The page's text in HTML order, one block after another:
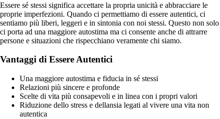
Essere sé stessi significa accettare la propria unicità e abbracciare le
proprie imperfezioni. Quando ci permettiamo di essere autentici, ci
sentiamo più liberi, leggeri e in sintonia con noi stessi. Questo non solo
ci porta ad una maggiore autostima ma ci consente anche di attrarre
persone e situazioni che rispecchiano veramente chi siamo.
Vantaggi di Essere Autentici
Una maggiore autostima e fiducia in sé stessi
Relazioni più sincere e profonde
Scelte di vita più consapevoli e in linea con i propri valori
Riduzione dello stress e dellansia legati al vivere una vita non
autentica